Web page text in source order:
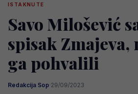
ISTAKNUTE
Savo Milošević
spisak Zmajeva,
ga pohvalili
Redakcija Sop·29/09/2023